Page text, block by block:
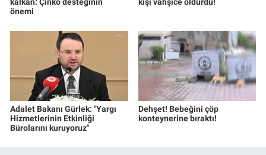
önemi
Adalet Bakanı Gürlek: "Yargı
Hizmetlerinin Etkinliği
Bürolarını kuruyoruz"
Dehşet! Bebeğini çöp
konteynerine bıraktı!